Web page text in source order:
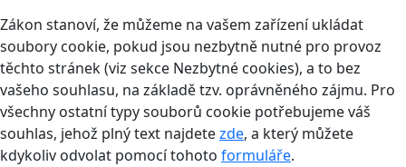
Zákon stanoví, že můžeme na vašem zařízení ukládat
soubory cookie, pokud jsou nezbytně nutné pro provoz
těchto stránek (viz sekce Nezbytné cookies), a to bez
vašeho souhlasu, na základě tzv. oprávněného zájmu. Pro
všechny ostatní typy souborů cookie potřebujeme váš
souhlas, jehož plný text najdetezde, a který můžete
kdykoliv odvolat pomocí tohoto formuláře.